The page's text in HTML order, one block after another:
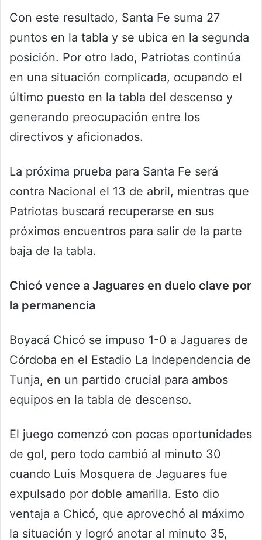
Con este resultado, Santa Fe suma 27
puntos en la tabla y se ubica en la segunda
posición. Por otro lado, Patriotas continúa
en una situación complicada, ocupando el
último puesto en la tabla del descenso y
generando preocupación entre los
directivos y aficionados.
La próxima prueba para Santa Fe será
contra Nacional el 13 de abril, mientras que
Patriotas buscará recuperarse en sus
próximos encuentros para salir de la parte
baja de la tabla.
Chicó vence a Jaguares en duelo clave por
la permanencia
Boyacá Chicó se impuso 1-0 a Jaguares de
Córdoba en el Estadio La Independencia de
Tunja, en un partido crucial para ambos
equipos en la tabla de descenso.
El juego comenzó con pocas oportunidades
de gol, pero todo cambió al minuto 30
cuando Luis Mosquera de Jaguares fue
expulsado por doble amarilla. Esto dio
ventaja a Chicó, que aprovechó al máximo
la situación y logró anotar al minuto 35,